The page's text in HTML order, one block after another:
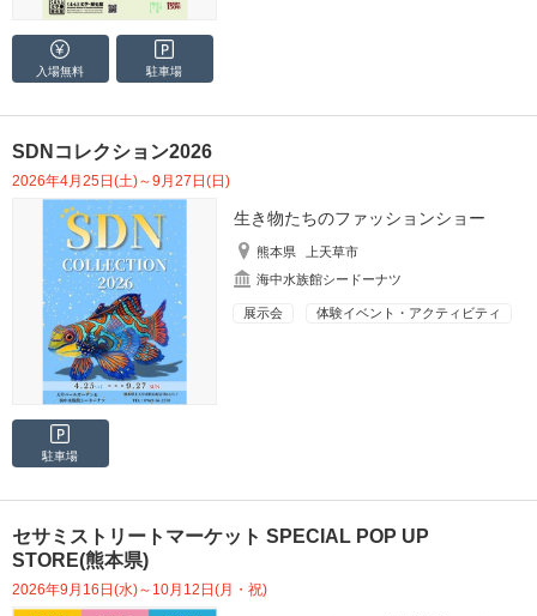
入場無料 駐車場
SDNコレクション2026
2026年4月25日(土)～9月27日(日)
生き物たちのファッションショー
熊本県
上天草市
海中水族館シードーナツ
展示会 体験イベント・アクティビティ
駐車場
セサミストリートマーケット SPECIAL POP UP
STORE(熊本県)
2026年9月16日(水)～10月12日(月・祝)